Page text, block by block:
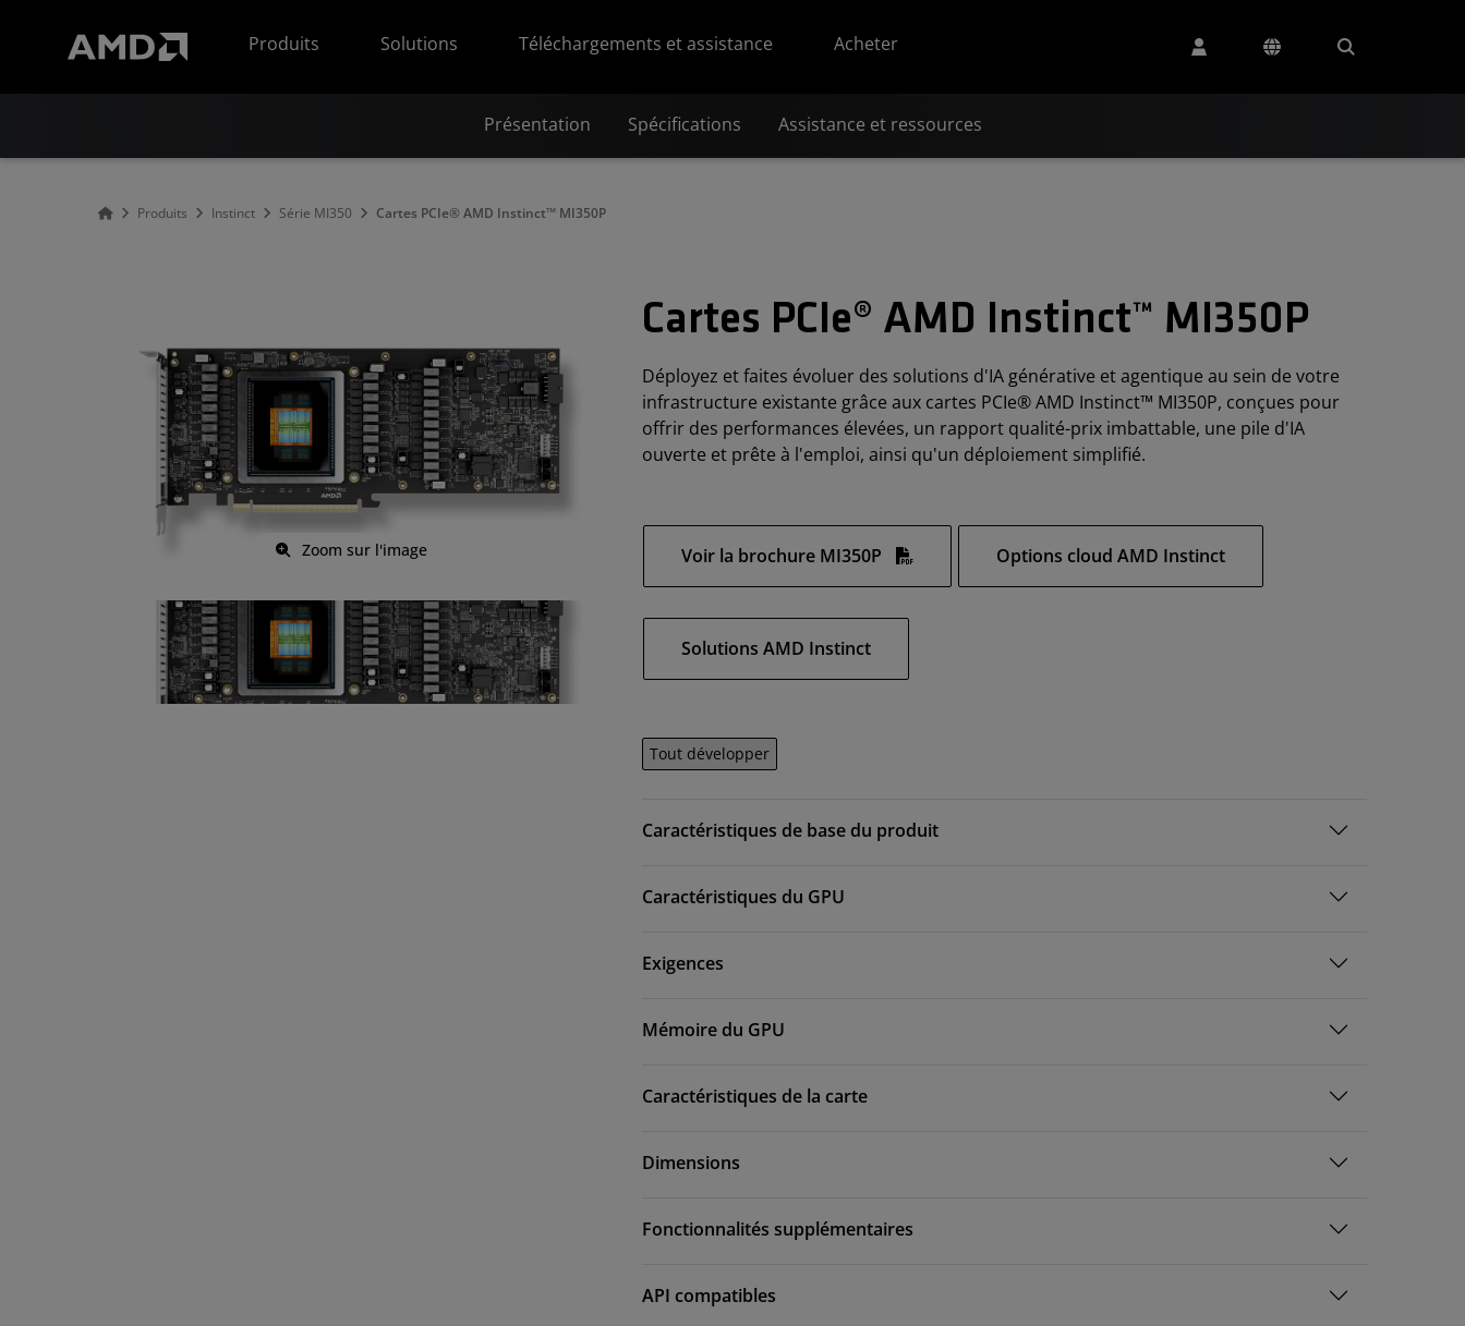
Produits
Solutions Téléchargements et assistance Acheter
Présentation Spécifications Assistance et ressources
Produits Instinct Série MI350 Cartes PCIe® AMD Instinct™ MI350P
Zoom sur l'image
Cartes PCIe® AMD Instinct™ MI350P
Déployez et faites évoluer des solutions d'IA générative et agentique au sein de votre
infrastructure existante grâce aux cartes PCIe® AMD Instinct™ MI350P, conçues pour
offrir des performances élevées, un rapport qualité-prix imbattable, une pile d'IA
ouverte et prête à l'emploi, ainsi qu'un déploiement simplifié.
Voir la brochure MI350P Options cloud AMD Instinct
Solutions AMD Instinct
Tout développer
Caractéristiques de base du produit
Caractéristiques du GPU
Exigences
Mémoire du GPU
Caractéristiques de la carte
Dimensions
Fonctionnalités supplémentaires
API compatibles